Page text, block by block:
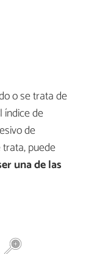
o se trata de
índice de
de
puede
una de las